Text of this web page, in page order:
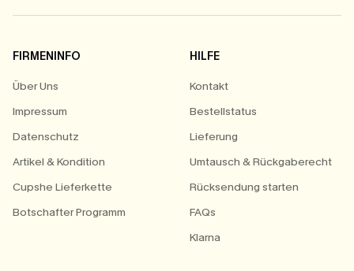
FIRMENINFO
Über Uns
Impressum
Datenschutz
Artikel & Kondition
Cupshe Lieferkette
Botschafter Programm
HILFE
Kontakt
Bestellstatus
Lieferung
Umtausch & Rückgaberecht
Rücksendung starten
FAQs
Klarna